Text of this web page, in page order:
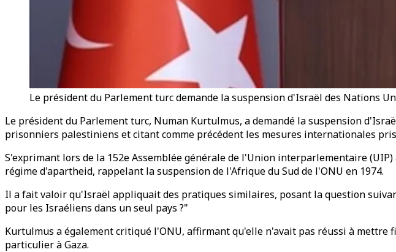
Le président du Parlement turc demande la suspension d'Israël des Nations
Le président du Parlement turc, Numan Kurtulmus, a demandé la suspension
prisonniers palestiniens et citant comme précédent les mesures internationales
S'exprimant lors de la 152e Assemblée générale de l'Union interparlementaire
régime d'apartheid, rappelant la suspension de l'Afrique du Sud de l'ONU en 1974.
Il a fait valoir qu'Israël appliquait des pratiques similaires, posant la question
pour les Israéliens dans un seul pays ?"
Kurtulmus a également critiqué l'ONU, affirmant qu'elle n'avait pas réussi à
particulier à Gaza.